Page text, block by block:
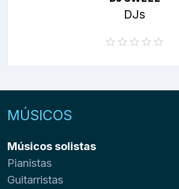
DJs
MÚSICOS
Músicos solistas
Pianistas
Guitarristas